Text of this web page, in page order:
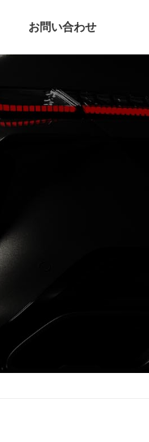
お問い合わせ